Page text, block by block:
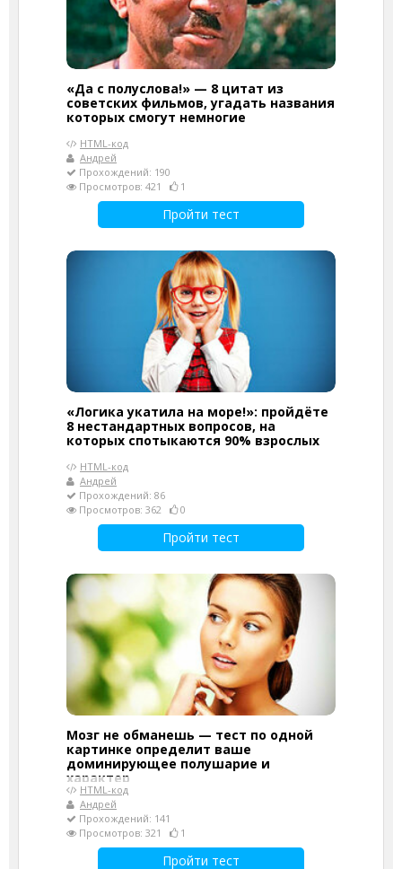
«Да с полуслова!» — 8 цитат из
советских фильмов, угадать названия
которых смогут немногие
HTML-код
Андрей
Прохождений: 190
Просмотров: 421
1
Пройти тест
«Логика укатила на море!»: пройдёте
8 нестандартных вопросов, на
которых спотыкаются 90% взрослых
HTML-код
Андрей
Прохождений: 86
Просмотров: 362
0
Пройти тест
Мозг не обманешь — тест по одной
картинке определит ваше
доминирующее полушарие и
характер
HTML-код
Андрей
Прохождений: 141
Просмотров: 321
1
Пройти тест